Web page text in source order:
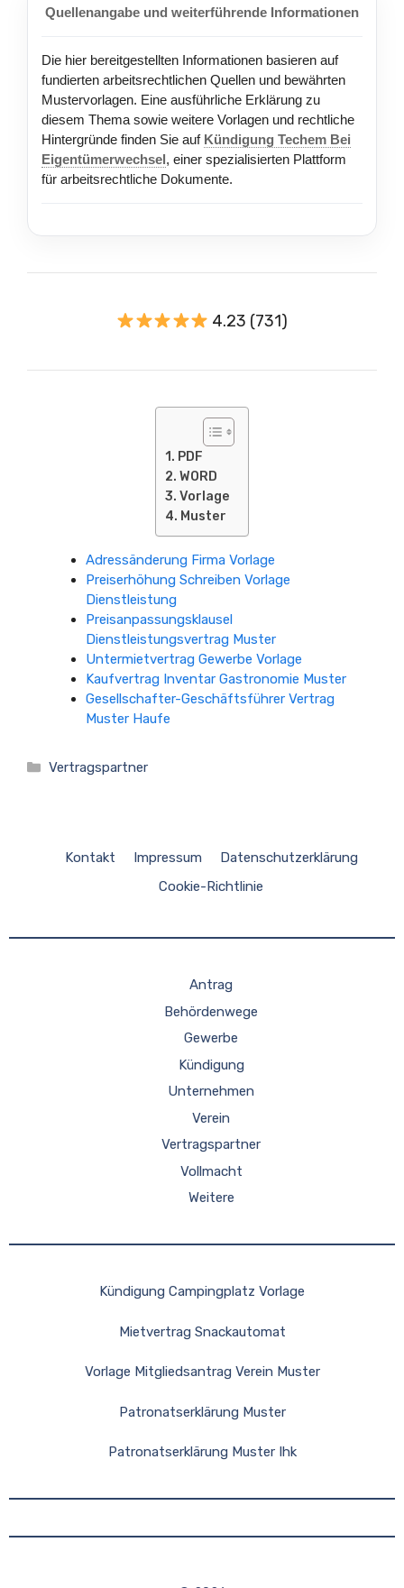
Quellenangabe und weiterführende Informationen
Die hier bereitgestellten Informationen basieren auf
fundierten arbeitsrechtlichen Quellen und bewährten
Mustervorlagen. Eine ausführliche Erklärung zu
diesem Thema sowie weitere Vorlagen und rechtliche
Hintergründe finden Sie auf Kündigung Techem Bei
Eigentümerwechsel, einer spezialisierten Plattform
für arbeitsrechtliche Dokumente.
4.23 (731)
PDF
WORD
Vorlage
Muster
Adressänderung Firma Vorlage
Preiserhöhung Schreiben Vorlage
Dienstleistung
Preisanpassungsklausel
Dienstleistungsvertrag Muster
Untermietvertrag Gewerbe Vorlage
Kaufvertrag Inventar Gastronomie Muster
Gesellschafter-Geschäftsführer Vertrag
Muster Haufe
Kategorien
Vertragspartner
Kontakt Impressum
Datenschutzerklärung
Cookie-Richtlinie
Antrag
Behördenwege
Gewerbe
Kündigung
Unternehmen
Verein
Vertragspartner
Vollmacht
Weitere
Kündigung Campingplatz Vorlage
Mietvertrag Snackautomat
Vorlage Mitgliedsantrag Verein Muster
Patronatserklärung Muster
Patronatserklärung Muster Ihk